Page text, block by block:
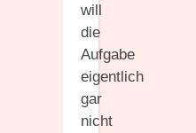
will
die
Aufgabe
eigentlich
gar
nicht